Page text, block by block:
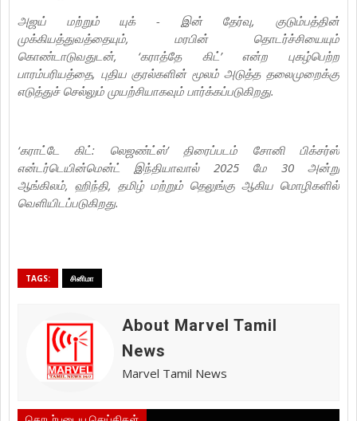
அஜய் மற்றும் யுக் - இன் தேர்வு, குடும்பத்தின்
முக்கியத்துவத்தையும், மரபின் தொடர்ச்சியையும்
கொண்டாடுவதுடன், ‘கராத்தே கிட்’ என்ற புகழ்பெற்ற
பாரம்பரியத்தை, புதிய குரல்களின் மூலம் அடுத்த தலைமுறைக்கு
எடுத்துச் செல்லும் முயற்சியாகவும் பார்க்கப்படுகிறது.
‘கராட்டே கிட்: லெஜண்ட்ஸ்’ திரைப்படம் சோனி பிக்சர்ஸ்
என்டர்டெயின்மென்ட் இந்தியாவால் 2025 மே 30 அன்று
ஆங்கிலம், ஹிந்தி, தமிழ் மற்றும் தெலுங்கு ஆகிய மொழிகளில்
வெளியிடப்படுகிறது.
TAGS: சினிமா
About Marvel Tamil
News
Marvel Tamil News